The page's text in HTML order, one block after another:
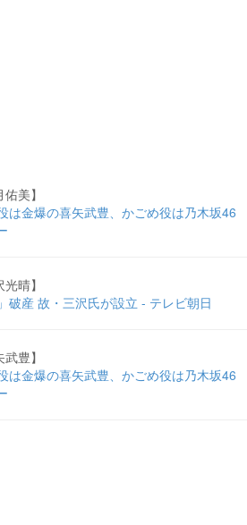
美】
は金爆の喜矢武豊、かごめ役は乃木坂46
晴】
破産 故・三沢氏が設立 - テレビ朝日
豊】
は金爆の喜矢武豊、かごめ役は乃木坂46